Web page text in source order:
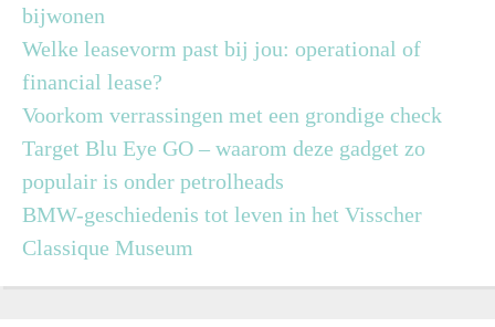
bijwonen
Welke leasevorm past bij jou: operational of
financial lease?
Voorkom verrassingen met een grondige check
Target Blu Eye GO – waarom deze gadget zo
populair is onder petrolheads
BMW-geschiedenis tot leven in het Visscher
Classique Museum